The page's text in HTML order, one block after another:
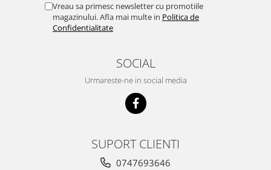
Vreau sa primesc newsletter cu promotiile
magazinului. Afla mai multe in Politica de
Confidentialitate
SOCIAL
Urmareste-ne in social media
SUPORT CLIENTI
0747693646